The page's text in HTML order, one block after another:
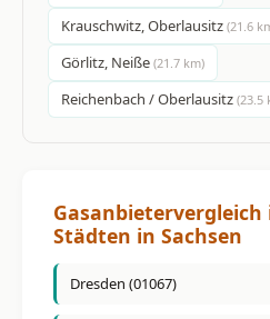
Krauschwitz, Oberlausitz (21.6
Görlitz, Neiße (21.7 km)
Reichenbach / Oberlausitz (23.5
Städten in Sachsen
Dresden (01067)